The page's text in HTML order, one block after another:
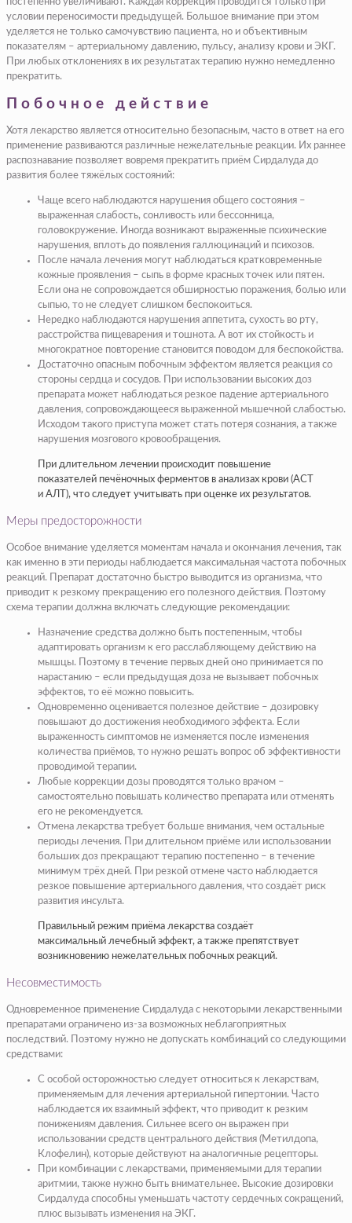
условии переносимости предыдущей. Большое внимание при этом
уделяется не только самочувствию пациента, но и объективным
показателям – артериальному давлению, пульсу, анализу крови и ЭКГ.
При любых отклонениях в их результатах терапию нужно немедленно
прекратить.
Побочное действие
Хотя лекарство является относительно безопасным, часто в ответ на его
применение развиваются различные нежелательные реакции. Их раннее
распознавание позволяет вовремя прекратить приём Сирдалуда до
развития более тяжёлых состояний:
Чаще всего наблюдаются нарушения общего состояния –
выраженная слабость, сонливость или бессонница,
головокружение. Иногда возникают выраженные психические
нарушения, вплоть до появления галлюцинаций и психозов.
После начала лечения могут наблюдаться кратковременные
кожные проявления – сыпь в форме красных точек или пятен.
Если она не сопровождается обширностью поражения, болью или
сыпью, то не следует слишком беспокоиться.
Нередко наблюдаются нарушения аппетита, сухость во рту,
расстройства пищеварения и тошнота. А вот их стойкость и
многократное повторение становится поводом для беспокойства.
Достаточно опасным побочным эффектом является реакция со
стороны сердца и сосудов. При использовании высоких доз
препарата может наблюдаться резкое падение артериального
давления, сопровождающееся выраженной мышечной слабостью.
Исходом такого приступа может стать потеря сознания, а также
нарушения мозгового кровообращения.
При длительном лечении происходит повышение
показателей печёночных ферментов в анализах крови (АСТ
и АЛТ), что следует учитывать при оценке их результатов.
Меры предосторожности
Особое внимание уделяется моментам начала и окончания лечения, так
как именно в эти периоды наблюдается максимальная частота побочных
реакций. Препарат достаточно быстро выводится из организма, что
приводит к резкому прекращению его полезного действия. Поэтому
схема терапии должна включать следующие рекомендации:
Назначение средства должно быть постепенным, чтобы
адаптировать организм к его расслабляющему действию на
мышцы. Поэтому в течение первых дней оно принимается по
нарастанию – если предыдущая доза не вызывает побочных
эффектов, то её можно повысить.
Одновременно оценивается полезное действие – дозировку
повышают до достижения необходимого эффекта. Если
выраженность симптомов не изменяется после изменения
количества приёмов, то нужно решать вопрос об эффективности
проводимой терапии.
Любые коррекции дозы проводятся только врачом –
самостоятельно повышать количество препарата или отменять
его не рекомендуется.
Отмена лекарства требует больше внимания, чем остальные
периоды лечения. При длительном приёме или использовании
больших доз прекращают терапию постепенно – в течение
минимум трёх дней. При резкой отмене часто наблюдается
резкое повышение артериального давления, что создаёт риск
развития инсульта.
Правильный режим приёма лекарства создаёт
максимальный лечебный эффект, а также препятствует
возникновению нежелательных побочных реакций.
Несовместимость
Одновременное применение Сирдалуда с некоторыми лекарственными
препаратами ограничено из-за возможных неблагоприятных
последствий. Поэтому нужно не допускать комбинаций со следующими
средствами:
С особой осторожностью следует относиться к лекарствам,
применяемым для лечения артериальной гипертонии. Часто
наблюдается их взаимный эффект, что приводит к резким
понижениям давления. Сильнее всего он выражен при
использовании средств центрального действия (Метилдопа,
Клофелин), которые действуют на аналогичные рецепторы.
При комбинации с лекарствами, применяемыми для терапии
аритмии, также нужно быть внимательнее. Высокие дозировки
Сирдалуда способны уменьшать частоту сердечных сокращений,
плюс вызывать изменения на ЭКГ.